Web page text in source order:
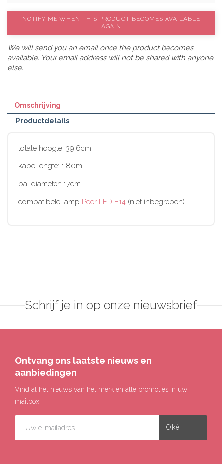
NOTIFY ME WHEN THIS PRODUCT BECOMES AVAILABLE
AGAIN
We will send you an email once the product becomes
available. Your email address will not be shared with anyone
else.
Omschrijving
Productdetails
totale hoogte: 39,6cm
kabellengte: 1,80m
bal diameter: 17cm
compatibele lamp Peer LED E14 (niet inbegrepen)
Schrijf je in op onze nieuwsbrief
Ontvang ons laatste nieuws en
aanbiedingen
Vind al het nieuws van het merk en alle promoties in uw
mailbox.